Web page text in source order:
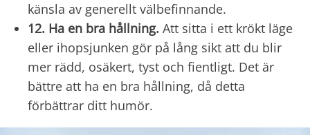
känsla av generellt välbefinnande.
12. Ha en bra hållning. Att sitta i ett krökt läge
eller ihopsjunken gör på lång sikt att du blir
mer rädd, osäkert, tyst och fientligt. Det är
bättre att ha en bra hållning, då detta
förbättrar ditt humör.